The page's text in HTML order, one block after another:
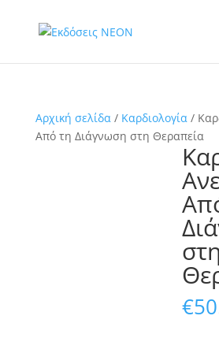
Αρχική σελίδα/ Καρδιολογία/
Από τη Διάγνωση στη Θεραπεία
€